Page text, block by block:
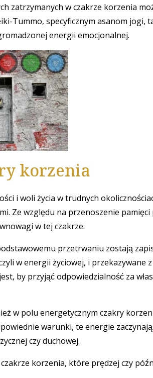
zatrzymanych w czakrze korzenia
Tummo, specyficznym asanom jogi,
energii emocjonalnej.
korzenia
i woli życia w trudnych
Ze względu na przenoszenie
w tej czakrze.
przetrwaniu zostają
w energii życiowej, i przekazywane
by przyjąć odpowiedzialność za
w polu energetycznym czakry
warunki, te energie
czy duchowej.
korzenia, które prędzej czy